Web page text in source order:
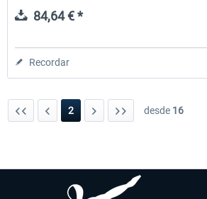
84,64 € *
Recordar
2 desde 16